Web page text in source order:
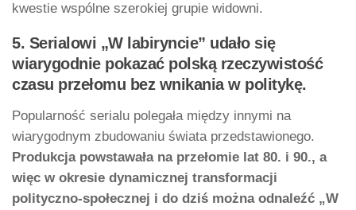
kwestie wspólne szerokiej grupie widowni.
5. Serialowi „W labiryncie” udało się
wiarygodnie pokazać polską rzeczywistość
czasu przełomu bez wnikania w politykę.
Popularność serialu polegała między innymi na
wiarygodnym zbudowaniu świata przedstawionego.
Produkcja powstawała na przełomie lat 80. i 90., a
więc w okresie dynamicznej transformacji
polityczno-społecznej i do dziś można odnaleźć „W